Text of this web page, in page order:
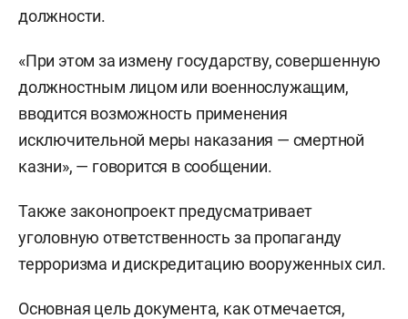
должности.
«При этом за измену государству, совершенную
должностным лицом или военнослужащим,
вводится возможность применения
исключительной меры наказания — смертной
казни», — говорится в сообщении.
Также законопроект предусматривает
уголовную ответственность за пропаганду
терроризма и дискредитацию вооруженных сил.
Основная цель документа, как отмечается,